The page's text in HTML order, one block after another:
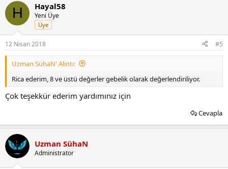
k
l
:
H Hayal58
Yeni Üye
Üye
12 Nisan 2018 #5
Uzman SühaN' Alıntı:
Rica ederim, 8 ve üstü değerler gebelik olarak değerlendiriliyor.
Çok teşekkür ederim yardımınız için
Cevapla
Uzman SühaN
Administrator